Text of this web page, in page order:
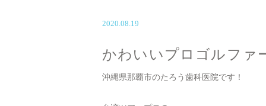
2020.08.19
かわいいプロゴルファ
沖縄県那覇市のたろう歯科医院です！